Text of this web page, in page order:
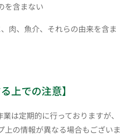
を含まない
肉、魚介、それらの由来を含ま
上での注意】
は定期的に行っておりますが、
上の情報が異なる場合もございま